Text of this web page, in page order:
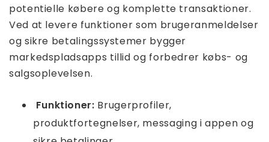
potentielle købere og komplette transaktioner.
Ved at levere funktioner som brugeranmeldelser
og sikre betalingssystemer bygger
markedspladsapps tillid og forbedrer købs- og
salgsoplevelsen.
Funktioner: Brugerprofiler,
produktfortegnelser, messaging i appen og